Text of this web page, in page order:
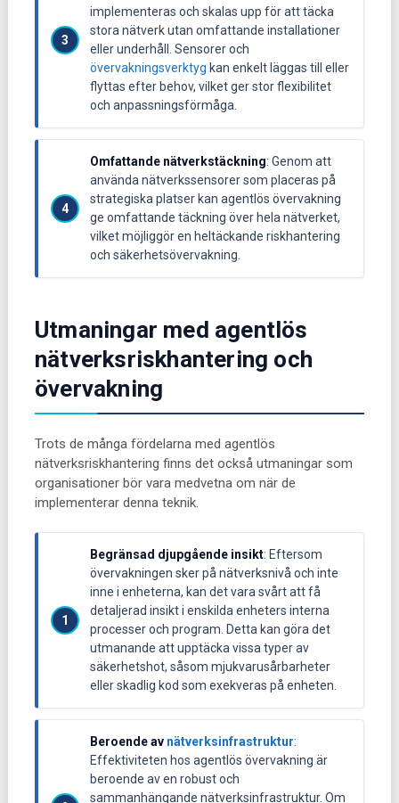
implementeras och skalas upp för att täcka
stora nätverk utan omfattande installationer
eller underhåll. Sensorer och
övervakningsverktyg kan enkelt läggas till eller
flyttas efter behov, vilket ger stor flexibilitet
och anpassningsförmåga.
Omfattande nätverkstäckning: Genom att
använda nätverkssensorer som placeras på
strategiska platser kan agentlös övervakning
ge omfattande täckning över hela nätverket,
vilket möjliggör en heltäckande riskhantering
och säkerhetsövervakning.
Utmaningar med agentlös
nätverksriskhantering och
övervakning
Trots de många fördelarna med agentlös
nätverksriskhantering finns det också utmaningar som
organisationer bör vara medvetna om när de
implementerar denna teknik.
Begränsad djupgående insikt: Eftersom
övervakningen sker på nätverksnivå och inte
inne i enheterna, kan det vara svårt att få
detaljerad insikt i enskilda enheters interna
processer och program. Detta kan göra det
utmanande att upptäcka vissa typer av
säkerhetshot, såsom mjukvarusårbarheter
eller skadlig kod som exekveras på enheten.
Beroende av nätverksinfrastruktur:
Effektiviteten hos agentlös övervakning är
beroende av en robust och
sammanhängande nätverksinfrastruktur. Om